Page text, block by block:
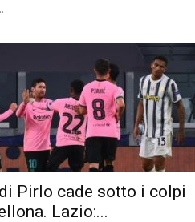
Pirlo cade sotto i colpi
Lazio:...